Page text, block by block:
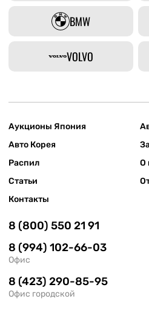
BMW
VOLVO
Аукционы Япония
Авто Корея
Распил
О
Статьи
Контакты
8 (800) 550 21 91
8 (994) 102-66-03
Офис
8 (423) 290-85-95
Офис городской